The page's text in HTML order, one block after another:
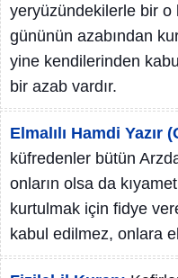
yeryüzündekilerle bir o
gününün azabından
yine kendilerinden
bir azab vardır.
Elmalılı Hamdi Yazır
küfredenler bütün
onların olsa da
kurtulmak için fidye
kabul edilmez, onlara